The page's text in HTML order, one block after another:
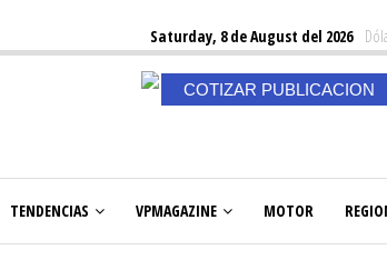
Saturday, 8 de August del 2026
COTIZAR PUBLICACION
TENDENCIAS VPMAGAZINE MOTOR